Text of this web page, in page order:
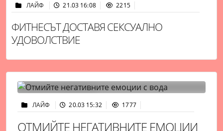
ЛАЙФ 21.03 16:08 2215
ФИТНЕСЪТ ДОСТАВЯ СЕКСУАЛНО
УДОВОЛСТВИЕ
ЛАЙФ 20.03 15:32 1777
ОТМИЙТЕ НЕГАТИВНИТЕ ЕМОЦИИ